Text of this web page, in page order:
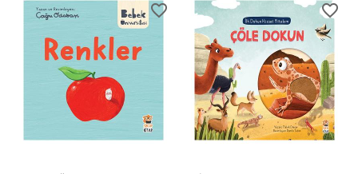
favorite_border favorite_border